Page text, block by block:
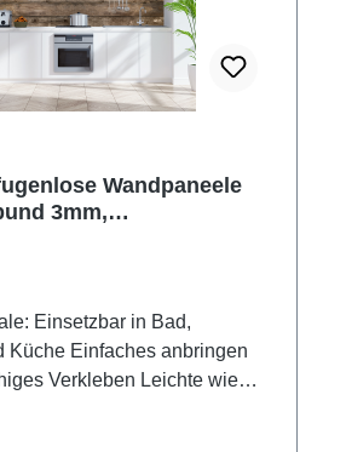
Wandpaneele
3mm,
Bad,
Küche Einfaches anbringen
Verkleben Leichte wie